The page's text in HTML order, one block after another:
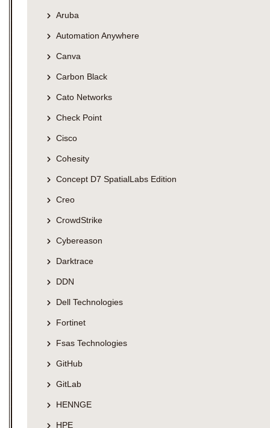
Aruba
Automation Anywhere
Canva
Carbon Black
Cato Networks
Check Point
Cisco
Cohesity
Concept D7 SpatialLabs Edition
Creo
CrowdStrike
Cybereason
Darktrace
DDN
Dell Technologies
Fortinet
Fsas Technologies
GitHub
GitLab
HENNGE
HPE